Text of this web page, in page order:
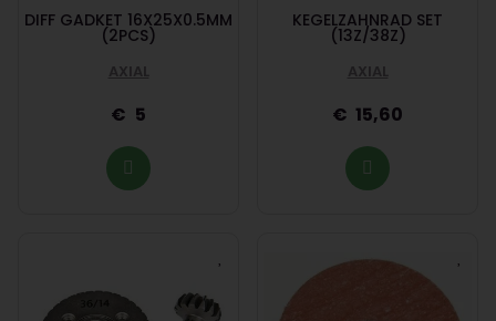
DIFF GADKET 16X25X0.5MM
(2PCS)
AXIAL
5
KEGELZAHNRAD SET
(13Z/38Z)
AXIAL
15,60